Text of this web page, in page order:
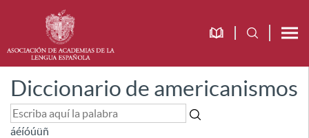
Diccionario de americanismos
áéíóúüñ